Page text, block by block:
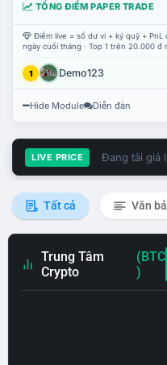
TỔNG ĐIỂM PAPER TRADE
Điểm live = số dư ví + ký quỹ + PnL
ngày cuối tháng · Top 1 trên 20.000 đ
1 Demo123
Hide Module Diễn đàn
LIVE PRICE Đang tải giá
Tất cả Văn
Trung Tâm
Crypto
(BTC
)